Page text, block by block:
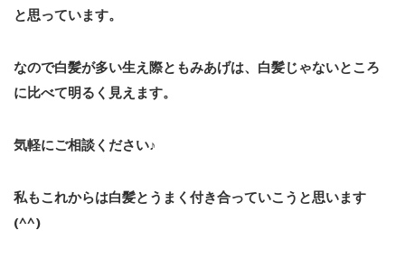
と思っています。
なので白髪が多い生え際ともみあげは、白髪じゃないところ
に比べて明るく見えます。
気軽にご相談ください♪
私もこれからは白髪とうまく付き合っていこうと思います
(^^)